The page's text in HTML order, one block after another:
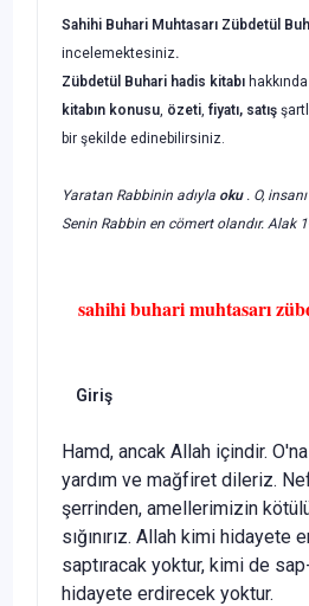
Sahihi Buhari Muhtasarı Zübdetül
incelemektesiniz.
Zübdetül Buhari hadis kitabı hakkında
kitabın konusu, özeti, fiyatı, satış
bir şekilde edinebilirsiniz.
Yaratan Rabbinin adıyla oku. O,
Senin Rabbin en cömert olandır. Alak
sahihi buhari muhtasarı
Giriş
Hamd, ancak Allah içindir.
yardım ve mağ­firet dileriz.
şerrinden, amellerimizin
sığınırız. Allah kimi hidayete
saptıracak yoktur, kimi de
hidayete erdirecek yoktur.